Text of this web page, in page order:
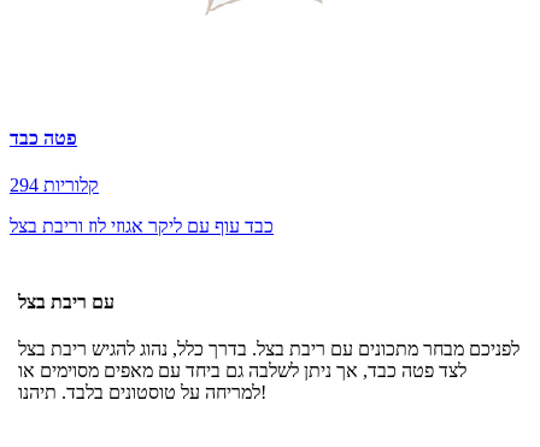
פטה כבד
294 קלוריות
כבד עוף עם ליקר אגוזי לוז וריבת בצל
עם ריבת בצל
לפניכם מבחר מתכונים עם ריבת בצל. בדרך כלל, נהוג להגיש ריבת בצל
לצד פטה כבד, אך ניתן לשלבה גם ביחד עם מאפים מסוימים או
למריחה על טוסטונים בלבד. תיהנו!